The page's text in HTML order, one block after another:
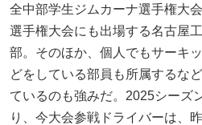
全中部学生ジムカーナ選手権大
選手権大会にも出場する名古屋
部。そのほか、個人でもサーキ
どをしている部員も所属するな
ているのも強みだ。2025シーズ
り、今大会参戦ドライバーは、